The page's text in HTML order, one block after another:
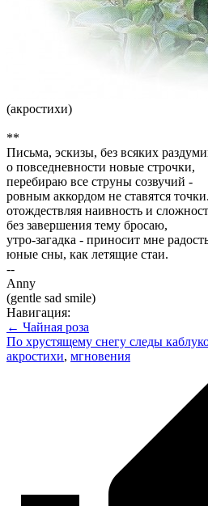
(акростихи)
**
Письма, эскизы, без всяких
о повседневности новые строчки,
перебираю все струны созвучий -
ровным аккордом не ставятся
отождествляя наивность и
без завершения тему бросаю,
утро-загадка - приносит мне
юные сны, как летящие стаи.
--
Anny
(gentle sad smile)
Навигация:
← Чайная роза
По хрустящему снегу следы
акростихи, мгновения